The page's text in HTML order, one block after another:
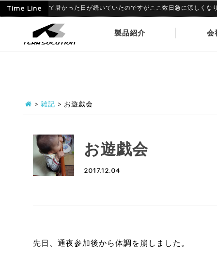
Time Line
6月に入って暑かった日が続いていたのですがここ数日急に涼しくなり、
製品紹介 会
> 雑記 > お遊戯会
お遊戯会
2017.12.04
先日、通夜参加後から体調を崩しました。